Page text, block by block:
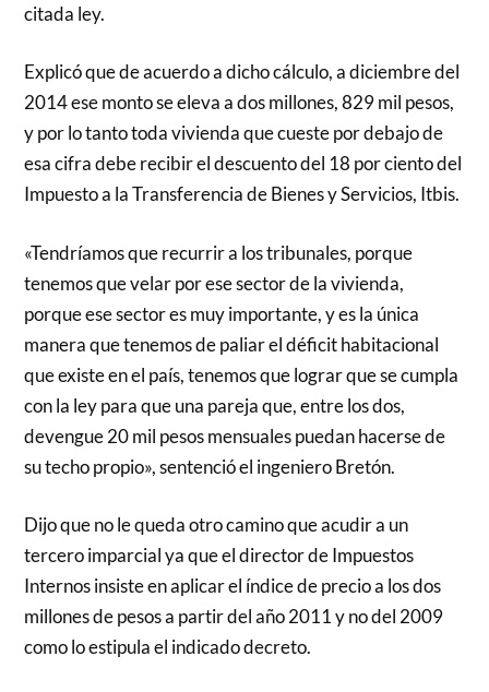
citada ley.
Explicó que de acuerdo a dicho cálculo, a diciembre del
2014 ese monto se eleva a dos millones, 829 mil pesos,
y por lo tanto toda vivienda que cueste por debajo de
esa cifra debe recibir el descuento del 18 por ciento del
Impuesto a la Transferencia de Bienes y Servicios, Itbis.
«Tendríamos que recurrir a los tribunales, porque
tenemos que velar por ese sector de la vivienda,
porque ese sector es muy importante, y es la única
manera que tenemos de paliar el déficit habitacional
que existe en el país, tenemos que lograr que se cumpla
con la ley para que una pareja que, entre los dos,
devengue 20 mil pesos mensuales puedan hacerse de
su techo propio», sentenció el ingeniero Bretón.
Dijo que no le queda otro camino que acudir a un
tercero imparcial ya que el director de Impuestos
Internos insiste en aplicar el índice de precio a los dos
millones de pesos a partir del año 2011 y no del 2009
como lo estipula el indicado decreto.